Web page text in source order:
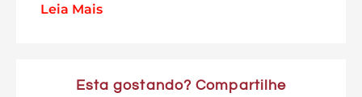
Leia Mais
Esta gostando? Compartilhe